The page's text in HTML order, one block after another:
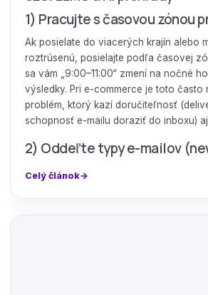
1) Pracujte s časovou zónou
Ak posielate do viacerých krajín alebo
roztrúsenú, posielajte podľa časovej
sa vám „9:00–11:00“ zmení na nočné
výsledky. Pri e-commerce je toto často
problém, ktorý kazí doručiteľnosť
schopnosť e-mailu doraziť do inboxu)
2) Oddeľte typy e-mailov
Celý článok